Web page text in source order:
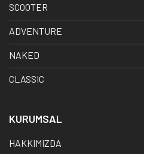
SCOOTER
ADVENTURE
NAKED
CLASSIC
KURUMSAL
HAKKIMIZDA